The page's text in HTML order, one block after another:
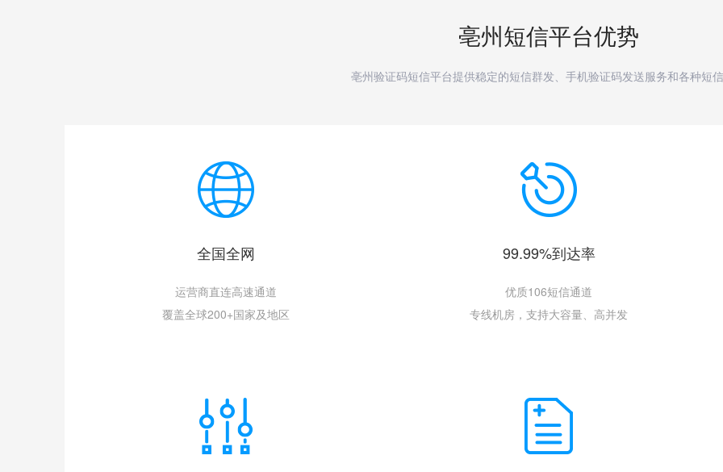
亳州短信平台优势
亳州验证码短信平台提供稳定的短信群发、手机验证码发送服务和各种短
全国全网
运营商直连高速通道
覆盖全球200+国家及地区
99.99%到达率
优质106短信通道
专线机房，支持大容量、高并发